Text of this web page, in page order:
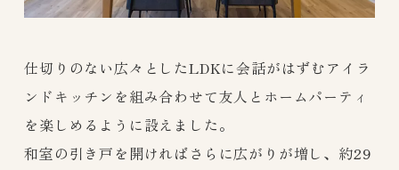
仕切りのない広々としたLDKに会話がはずむアイラ
ンドキッチンを組み合わせて友人とホームパーティ
を楽しめるように設えました。
和室の引き戸を開ければさらに広がりが増し、約29